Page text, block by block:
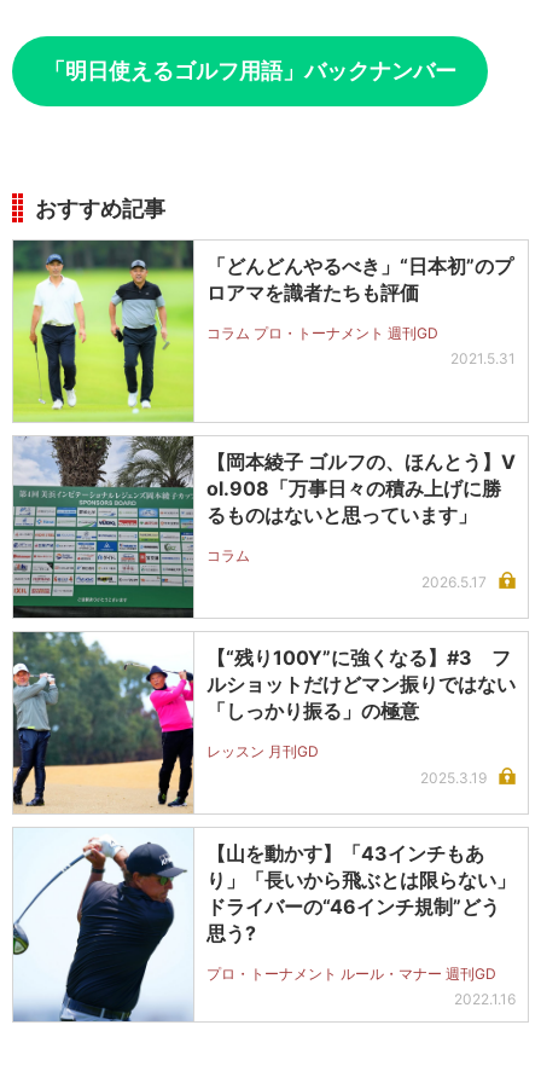
「明日使えるゴルフ用語」バックナンバー
おすすめ記事
「どんどんやるべき」“日本初”のプ
ロアマを識者たちも評価
コラム プロ・トーナメント 週刊GD
2021.5.31
【岡本綾子 ゴルフの、ほんとう】V
ol.908「万事日々の積み上げに勝
るものはないと思っています」
コラム
2026.5.17
【“残り100Y”に強くなる】#3 フ
ルショットだけどマン振りではない
「しっかり振る」の極意
レッスン 月刊GD
2025.3.19
【山を動かす】「43インチもあ
り」「長いから飛ぶとは限らない」
ドライバーの“46インチ規制”どう
思う?
プロ・トーナメント ルール・マナー 週刊GD
2022.1.16